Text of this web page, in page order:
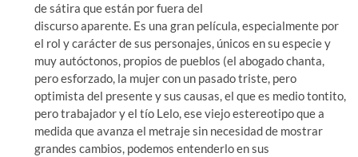
de sátira que están por fuera del
discurso aparente. Es una gran película, especialmente por
el rol y carácter de sus personajes, únicos en su especie y
muy autóctonos, propios de pueblos (el abogado chanta,
pero esforzado, la mujer con un pasado triste, pero
optimista del presente y sus causas, el que es medio tontito,
pero trabajador y el tío Lelo, ese viejo estereotipo que a
medida que avanza el metraje sin necesidad de mostrar
grandes cambios, podemos entenderlo en sus